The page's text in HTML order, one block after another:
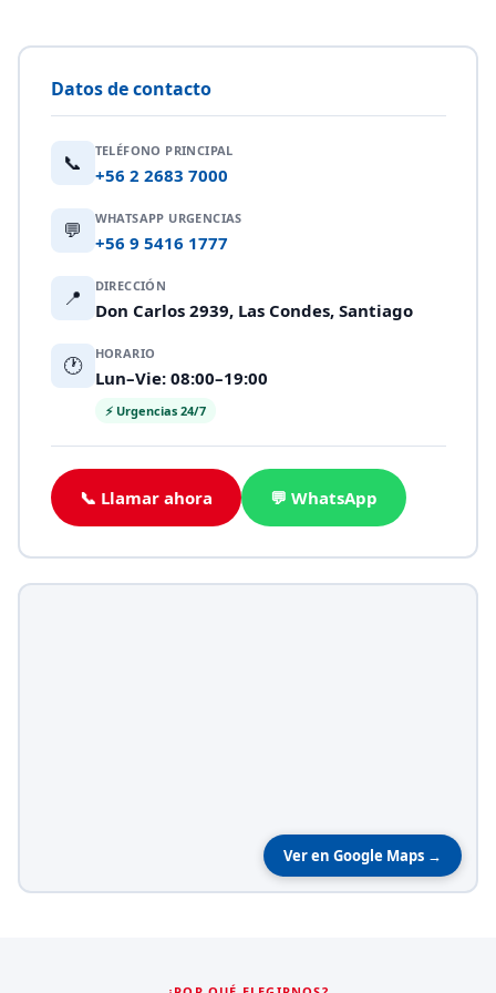
Datos de contacto
📞 TELÉFONO PRINCIPAL
+56 2 2683 7000
💬 WHATSAPP URGENCIAS
+56 9 5416 1777
📍 DIRECCIÓN
Don Carlos 2939, Las Condes, Santiago
🕐 HORARIO
Lun–Vie: 08:00–19:00
⚡ Urgencias 24/7
📞 Llamar ahora 💬 WhatsApp
Ver en Google Maps →